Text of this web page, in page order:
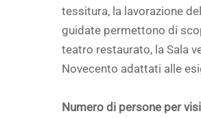
tessitura, la lavorazione
guidate permettono di
teatro restaurato, la Sala
Novecento adattati alle
Numero di persone per